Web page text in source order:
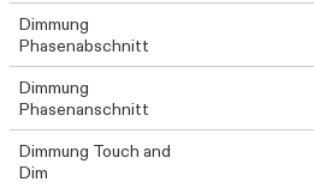
Dimmung
Phasenabschnitt
Dimmung
Phasenanschnitt
Dimmung Touch and
Dim